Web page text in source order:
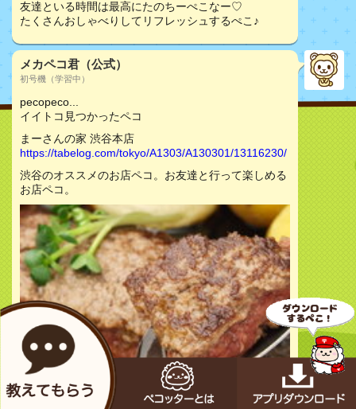
友達といる時間は最高にたのちーぺこなー♡
たくさんおしゃべりしてリフレッシュするぺこ♪
メカペコ君（公式）
初号機（学習中）
pecopeco...
イイトコ見つかったペコ
まーさんの家 渋谷本店
https://tabelog.com/tokyo/A1303/A130301/13116230/
渋谷のオススメのお店ペコ。お友達と行って楽しめる
お店ペコ。